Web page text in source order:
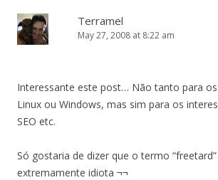
Terramel
May 27, 2008 at 8:22 am
Interessante este post… Não tanto para
Linux ou Windows, mas sim para os
SEO etc.
Só gostaria de dizer que o termo
extremamente idiota ¬¬